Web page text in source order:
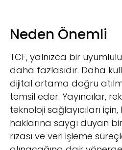
Neden Önemli
TCF, yalnızca bir
daha fazlasıdır. Daha
dijital ortama doğru
temsil eder. Yayıncılar,
teknoloji sağlayıcıları
haklarına saygı duyan
rızası ve veri işleme